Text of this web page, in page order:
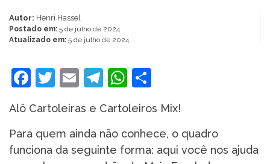
Autor: Henri Hassel
Postado em: 5 de julho de 2024
Atualizado em: 5 de julho de 2024
Facebook
Twitter
EmailTelegram
WhatsApp
Alô Cartoleiras e Cartoleiros Mix!
Para quem ainda não conhece, o quadro
funciona da seguinte forma: aqui você nos ajuda